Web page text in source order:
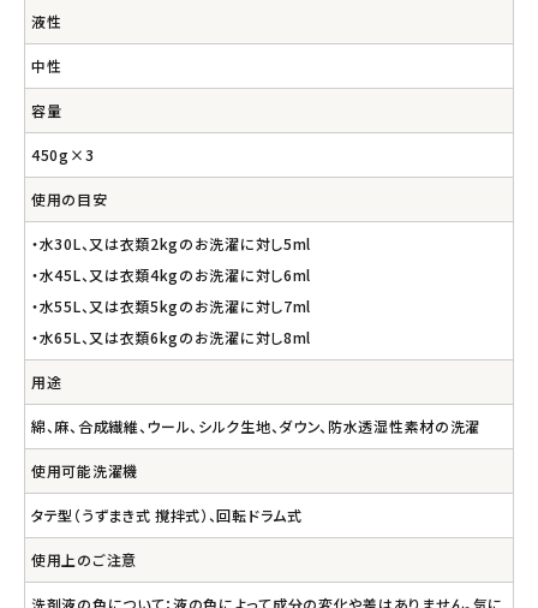
液性
中性
容量
450g×3
使用の目安
・水30L、又は衣類2kgのお洗濯に対し5ml
・水45L、又は衣類4kgのお洗濯に対し6ml
・水55L、又は衣類5kgのお洗濯に対し7ml
・水65L、又は衣類6kgのお洗濯に対し8ml
用途
綿、麻、合成繊維、ウール、シルク生地、ダウン、防水透湿性素材の洗濯
使用可能洗濯機
タテ型（うずまき式 撹拌式）、回転ドラム式
使用上のご注意
洗剤液の色について：液の色によって成分の変化や差はありません。気に